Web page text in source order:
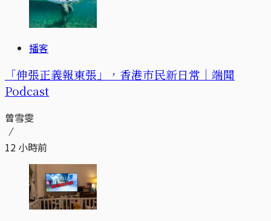
播客
「伸張正義報東張」，香港市民新日常｜端聞
Podcast
曾雪雯
12 小時前